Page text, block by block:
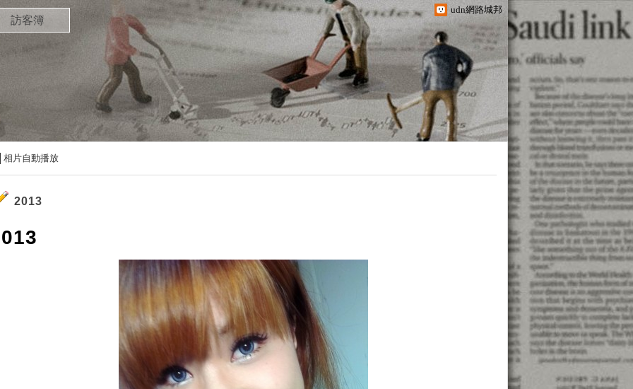
udn網路城邦
訪客簿
相片自動播放
2013